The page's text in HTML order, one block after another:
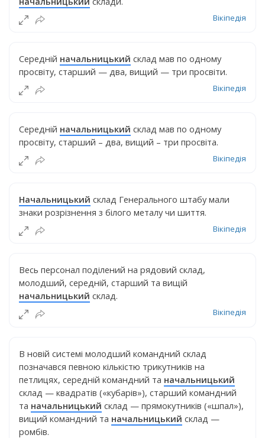
Вікіпедія
Середній начальницький склад мав по одному
просвіту, старший — два, вищий — три просвіти.
Вікіпедія
Середній начальницький склад мав по одному
просвіту, старший – два, вищий – три просвіта.
Вікіпедія
Начальницький склад Генерального штабу мали
знаки розрізнення з білого металу чи шиття.
Вікіпедія
Весь персонал поділений на рядовий склад,
молодший, середній, старший та вищій
начальницький склад.
Вікіпедія
В новій системі молодший командний склад
позначався певною кількістю трикутників на
петлицях, середній командний та начальницький
склад — квадратів («кубарів»), старший командний
та начальницький склад — прямокутників («шпал»),
вищий командний та начальницький склад —
ромбів.